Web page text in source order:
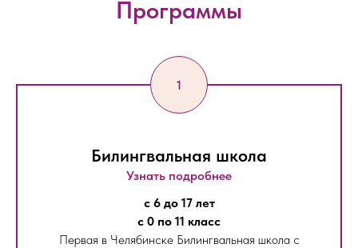
Программы
Билингвальная школа
Узнать подробнее
с 6 до 17 лет
с 0 по 11 класс
Первая в Челябинске Билингвальная школа с